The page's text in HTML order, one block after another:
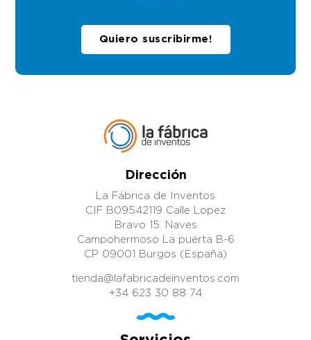
Quiero suscribirme!
Dirección
La Fábrica de Inventos
CIF B09542119 Calle Lopez
Bravo 15. Naves
Campohermoso La puerta B-6
CP 09001 Burgos (España)
tienda@lafabricadeinventos.com
+34 623 30 88 74